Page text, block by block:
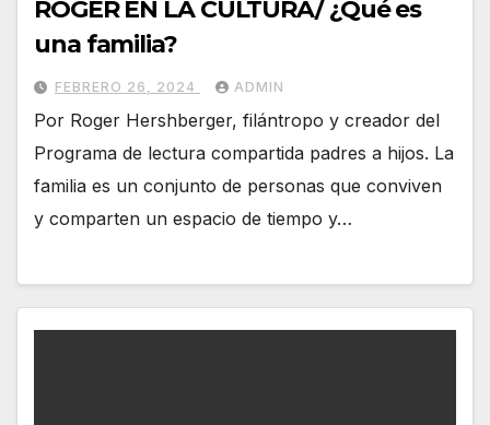
ROGER EN LA CULTURA/ ¿Qué es
una familia?
FEBRERO 26, 2024 ADMIN
Por Roger Hershberger, filántropo y creador del
Programa de lectura compartida padres a hijos. La
familia es un conjunto de personas que conviven
y comparten un espacio de tiempo y…